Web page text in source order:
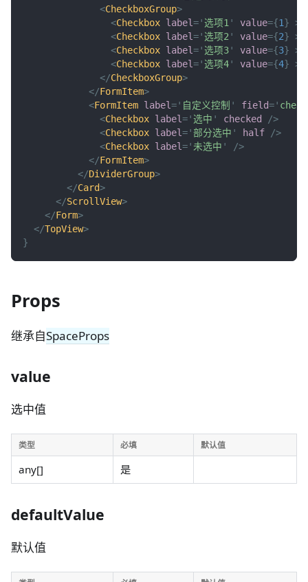
<CheckboxGroup>
<Checkbox label='选项1 ' value={1} >
<Checkbox label='选项2 ' value={2} >
<Checkbox label='选项3' value={3} >
<Checkbox label='选项4' value={4} >
</CheckboxGroup>
</FormItem>
<FormItem label=' 自定义控制 ' field='
<Checkbox label='选中 ' checked
/>
<Checkbox label='部分选中 ' half
/>
<Checkbox label='未选中 '
/>
</FormItem>
</DividerGroup>
</Card>
</ScrollView>
</Form>
</TopView>
}
Props
继承自SpaceProps
value
选中值
类型 必填 默认值
any[] 是
defaultValue
默认值